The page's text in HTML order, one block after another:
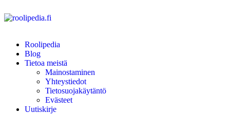
Roolipedia
Blog
Tietoa meistä
Mainostaminen
Yhteystiedot
Tietosuojakäytäntö
Evästeet
Uutiskirje